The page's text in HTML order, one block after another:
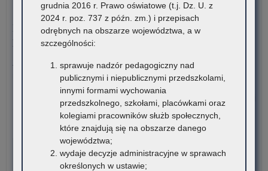
6 sierpnia 2026
Konkurs stypendialny dla romskich uczniów szkół
ponadpodstawowych oraz studentów romskich
Związek Romów Polskich ogłasza konkurs stypendialny dla
romskich uczniów szkół…
6 sierpnia 2026
VI edycja Ogólnopolskiej Olimpiady Wiedzy o
Procesie Inwestycyjno-Budowlanym
grudnia 2016 r. Prawo oświatowe (t.j. Dz. U. z
2024 r. poz. 737 z późn. zm.) i przepisach
odrębnych na obszarze województwa, a w
szczególności:
sprawuje nadzór pedagogiczny nad
publicznymi i niepublicznymi przedszkolami,
innymi formami wychowania
przedszkolnego, szkołami, placówkami oraz
kolegiami pracowników służb społecznych,
które znajdują się na obszarze danego
województwa;
wydaje decyzje administracyjne w sprawach
określonych w ustawie;